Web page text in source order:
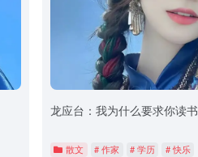
龙应台：我为什么要求你读书
散文 # 作家 # 学历 # 快乐